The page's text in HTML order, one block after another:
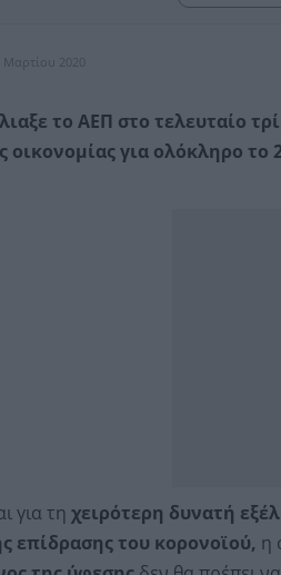
Μαρτίου 2020
το ΑΕΠ στο τελευταίο
οικονομίας για ολόκληρο το
για τη χειρότερη δυνατή
επίδρασης του κορονοϊού, η